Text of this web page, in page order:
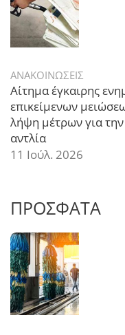
ΑΝΑΚΟΙΝΩΣΕΙΣ
Αίτημα έγκαιρης
επικείμενων
λήψη μέτρων για
αντλία
11 Ιούλ. 2026
ΠΡΟΣΦΑΤΑ